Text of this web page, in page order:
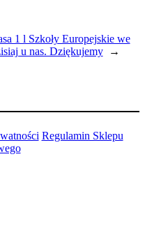
1 l Szkoły Europejskie we
u nas. Dziękujemy
→
Regulamin Sklepu